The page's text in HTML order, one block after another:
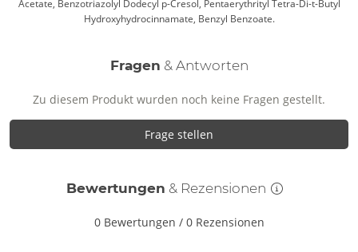
Acetate, Benzotriazolyl Dodecyl p-Cresol, Pentaerythrityl Tetra-Di-t-Butyl
Hydroxyhydrocinnamate, Benzyl Benzoate.
Fragen & Antworten
Zu diesem Produkt wurden noch keine Fragen gestellt.
Frage stellen
Bewertungen & Rezensionen
0 Bewertungen / 0 Rezensionen